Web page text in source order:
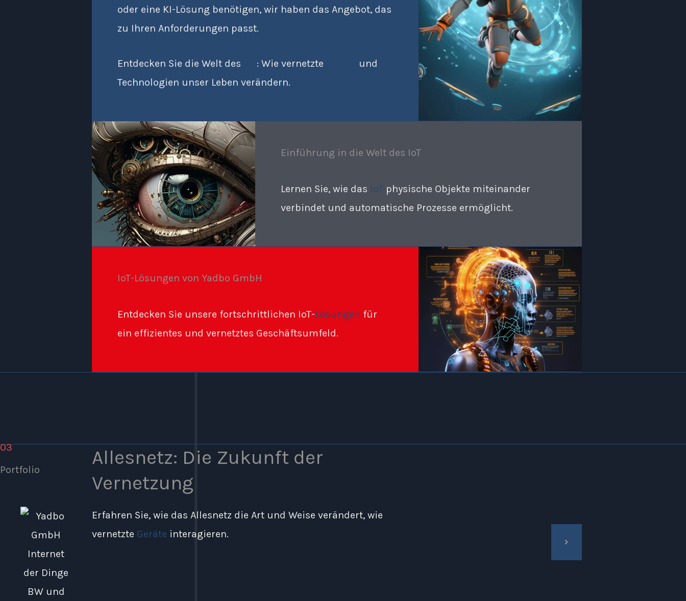
oder eine KI-Lösung benötigen, wir haben das Angebot, das
zu Ihren Anforderungen passt.
Entdecken Sie die Welt des : Wie vernetzte
und
Technologien unser Leben verändern.
Einführung in die Welt des IoT
Lernen Sie, wie das IoT physische Objekte miteinander
verbindet und automatische Prozesse ermöglicht.
IoT-Lösungen von Yadbo GmbH
Entdecken Sie unsere fortschrittlichen IoT-Lösungen für
ein effizientes und vernetztes Geschäftsumfeld.
03
Portfolio
Allesnetz: Die Zukunft der
Vernetzung
Erfahren Sie, wie das Allesnetz die Art und Weise verändert, wie
vernetzte Geräte interagieren.